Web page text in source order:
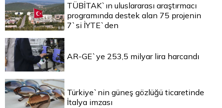
TÜBİTAK`ın uluslararası araştırmacı
programında destek alan 75 projenin
7`si İYTE`den
AR-GE`ye 253,5 milyar lira harcandı
Türkiye`nin güneş gözlüğü ticaretinde
İtalya imzası